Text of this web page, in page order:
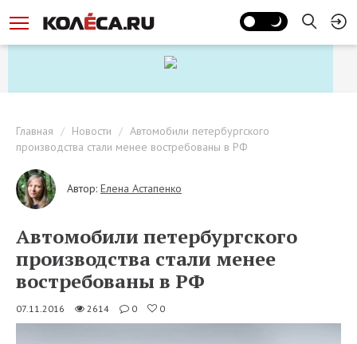
Главная Новости
Автомобили петербургского
производства стали менее востребованы в РФ
Автор: Елена Астапенко
Автомобили петербургского
производства стали менее
востребованы в РФ
07.11.2016 2614 0 0